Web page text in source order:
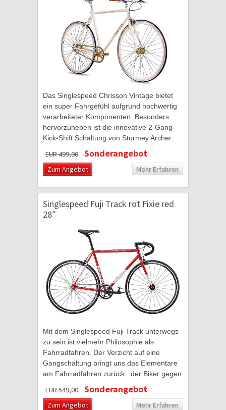
Das Singlespeed Chrisson Vintage bietet
ein super Fahrgefühl aufgrund hochwertig
verarbeiteter Komponenten. Besonders
hervorzuheben ist die innovative 2-Gang-
Kick-Shift Schaltung von Sturmey Archer.
einen...
EUR 499,90 Sonderangebot
Zum Angebot Mehr Erfahren
Singlespeed Fuji Track rot Fixie red
28″
Mit dem Singlespeed Fuji Track unterwegs
zu sein ist vielmehr Philosophie als
Fahrradfahren. Der Verzicht auf eine
Gangschaltung bringt uns das Elementare
am Fahrradfahren zurück...der Biker gegen
Fuji...
EUR 549,00 Sonderangebot
Zum Angebot Mehr Erfahren